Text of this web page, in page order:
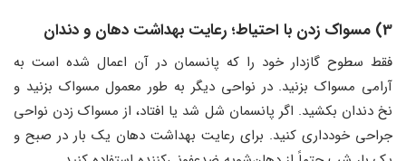
3) مسواک زدن با احتیاط؛ رعایت بهداشت دهان و دندان
فقط سطوح گازدار خود را که پانسمان در آن اعمال شده است به
آرامی مسواک بزنید. در نواحی دیگر به طور معمول مسواک بزنید و
نخ دندان بکشید. اگر پانسمان شل شد یا افتاد، از مسواک زدن نواحی
جراحی خودداری کنید. برای رعایت بهداشت دهان یک بار در صبح و